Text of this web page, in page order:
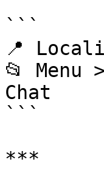
```
📍
📂 Menu
Chat
```
***